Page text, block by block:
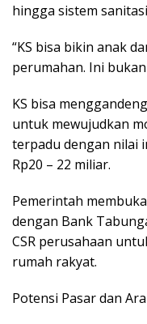
hingga sistem
“KS bisa bikin anak
perumahan. Ini
KS bisa
untuk mewujudkan
terpadu dengan nilai
Rp20 – 22 miliar.
Pemerintah
dengan Bank
CSR perusahaan
rumah rakyat.
Potensi Pasar dan